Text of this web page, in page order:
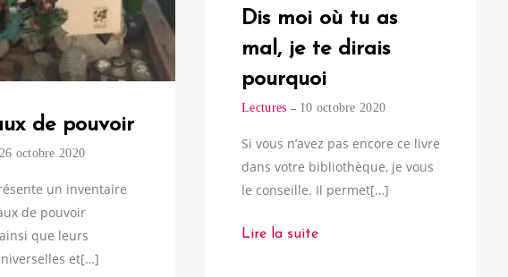
de pouvoir
26 octobre 2020
un inventaire
de pouvoir
que leurs
et[…]
Dis moi où tu as
mal, je te dirais
pourquoi
Lectures 10 octobre 2020
Si vous n’avez pas encore ce livre
dans votre bibliothèque, je vous
le conseille. Il permet[…]
Lire la suite